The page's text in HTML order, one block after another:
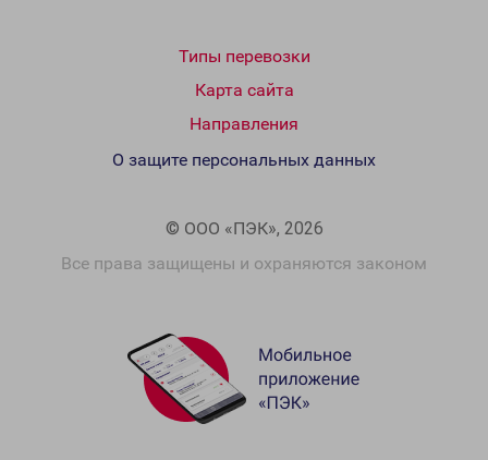
Типы перевозки
Карта сайта
Направления
© ООО «ПЭК», 2026
Все права защищены и охраняются законом
О защите персональных данных